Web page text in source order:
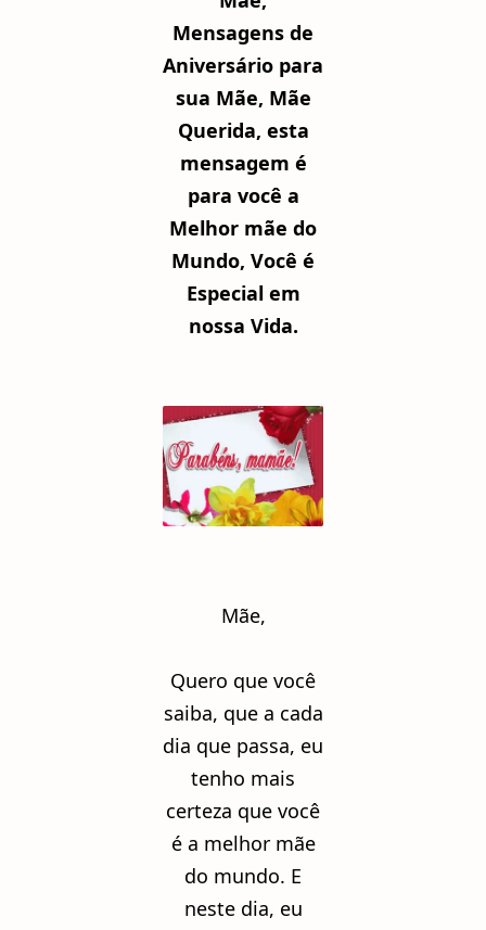
Mensagens de
Aniversário para
sua Mãe, Mãe
Querida, esta
mensagem é
para você a
Melhor mãe do
Mundo, Você é
Especial em
nossa Vida.
Mãe,
Quero que você
saiba, que a cada
dia que passa, eu
tenho mais
certeza que você
é a melhor mãe
do mundo. E
neste dia, eu